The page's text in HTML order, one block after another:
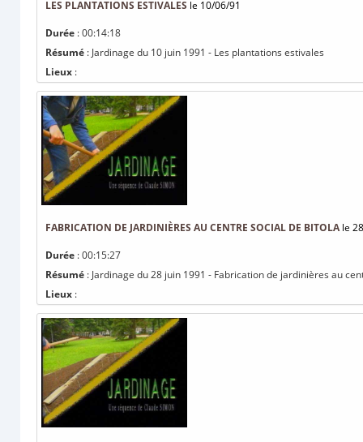
LES PLANTATIONS ESTIVALES le 10/06/91
Durée : 00:14:18
Résumé : Jardinage du 10 juin 1991 - Les plantations estivales
Lieux :
FABRICATION DE JARDINIÈRES AU CENTRE SOCIAL DE BITOLA le
Durée : 00:15:27
Résumé : Jardinage du 28 juin 1991 - Fabrication de jardinières au
Lieux :